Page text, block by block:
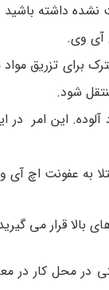
داشته باشید
آی وی.
برای تزریق
شود.
آلوده. این امر
به عفونت اچ
بالا قرار می
در محل کار در